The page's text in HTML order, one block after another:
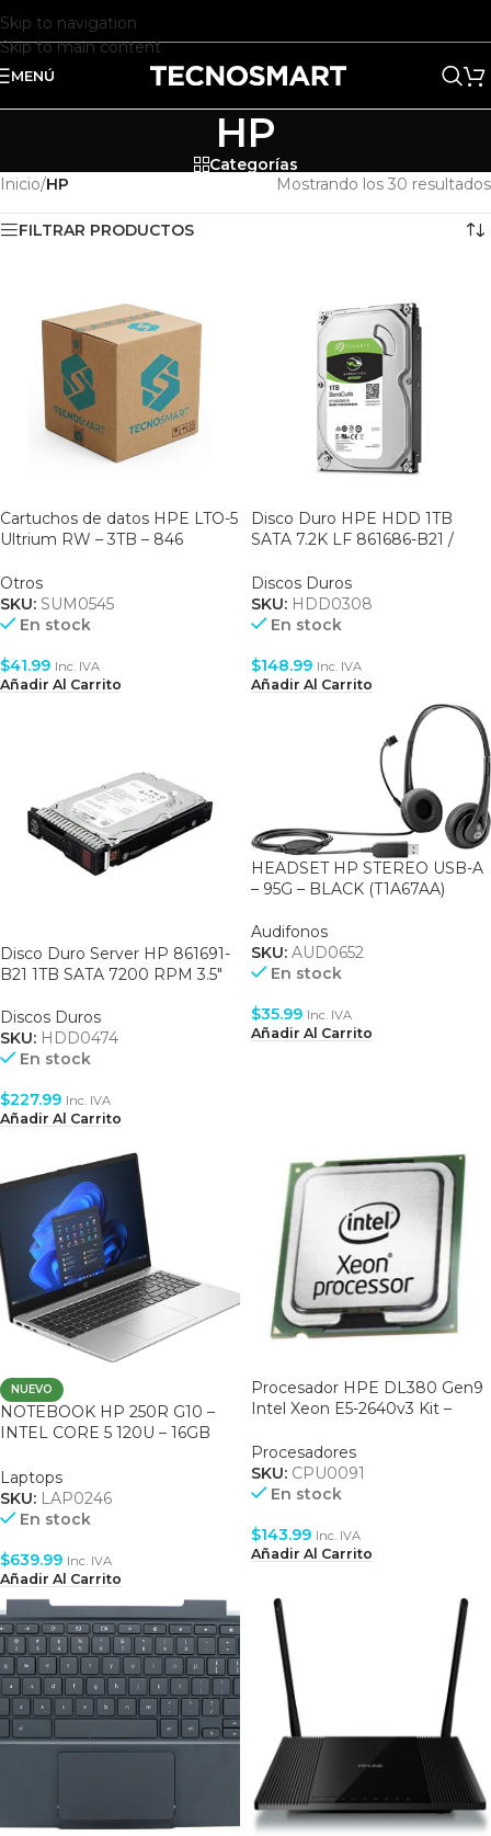
Skip to navigation
Skip to main content
MENÚ
HP
Categorías
Inicio/HP Mostrando los 30 resultados
FILTRAR PRODUCTOS
Cartuchos de datos HPE LTO-5
Ultrium RW – 3TB – 846
Otros
SKU: SUM0545
En stock
$41.99 Inc. IVA
Añadir Al Carrito
Disco Duro HPE HDD 1TB
SATA 7.2K LF 861686-B21 /
Discos Duros
SKU: HDD0308
En stock
$148.99 Inc. IVA
Añadir Al Carrito
Disco Duro Server HP 861691-
B21 1TB SATA 7200 RPM 3.5″
Discos Duros
SKU: HDD0474
En stock
$227.99 Inc. IVA
Añadir Al Carrito
HEADSET HP STEREO USB-A
– 95G – BLACK (T1A67AA)
Audifonos
SKU: AUD0652
En stock
$35.99 Inc. IVA
Añadir Al Carrito
NUEVO
NOTEBOOK HP 250R G10 –
INTEL CORE 5 120U – 16GB
S.O FREEDOS – SILVER
(D66ZGAT#ABM)
Laptops
SKU: LAP0246
En stock
$639.99 Inc. IVA
Añadir Al Carrito
Procesador HPE DL380 Gen9
Intel Xeon E5-2640v3 Kit –
Procesadores
SKU: CPU0091
En stock
$143.99 Inc. IVA
Añadir Al Carrito